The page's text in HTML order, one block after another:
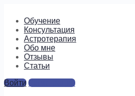
Обучение
Консультация
Астротерапия
Обо мне
Отзывы
Cтатьи
Войти Регистрация